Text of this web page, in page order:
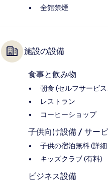
全館禁煙
施設の設備
食事と飲み物
朝食 (セルフサービ
レストラン
コーヒーショップ
子供向け設備 / サー
子供の宿泊無料 (詳
キッズクラブ (有料)
ビジネス設備